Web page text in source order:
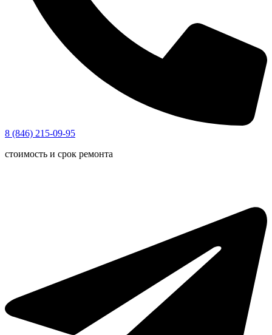
8 (846) 215-09-95
стоимость и срок ремонта